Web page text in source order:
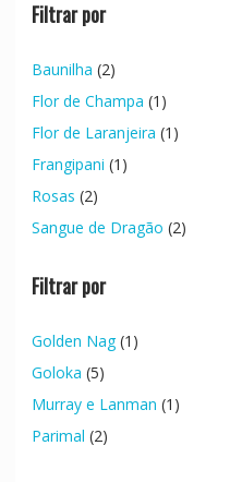
Filtrar por
Baunilha (2)
Flor de Champa (1)
Flor de Laranjeira (1)
Frangipani (1)
Rosas (2)
Sangue de Dragão (2)
Filtrar por
Golden Nag (1)
Goloka (5)
Murray e Lanman (1)
Parimal (2)